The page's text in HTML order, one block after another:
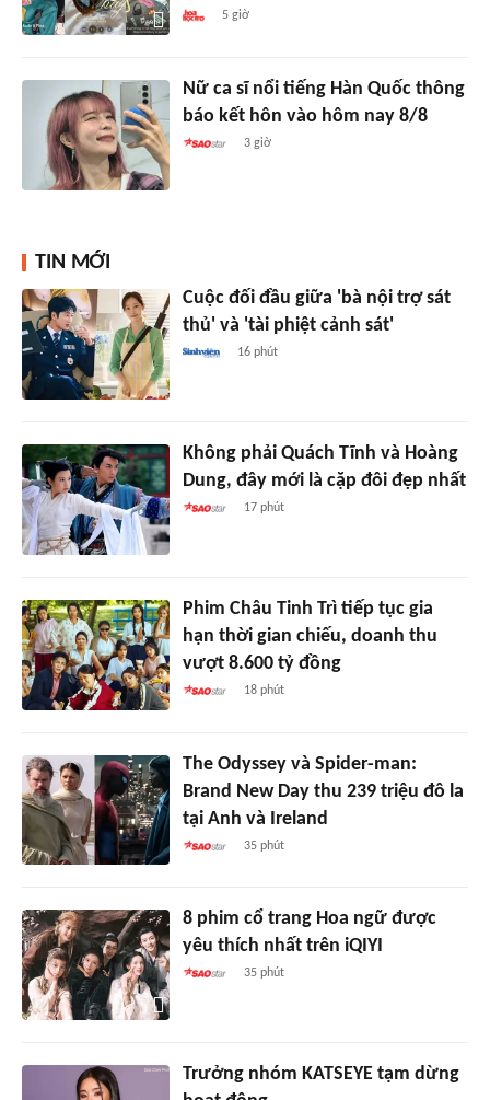
5 giờ
Nữ ca sĩ nổi tiếng Hàn Quốc thông
báo kết hôn vào hôm nay 8/8
3 giờ
TIN MỚI
Cuộc đối đầu giữa 'bà nội trợ sát
thủ' và 'tài phiệt cảnh sát'
16 phút
Không phải Quách Tĩnh và Hoàng
Dung, đây mới là cặp đôi đẹp nhất
17 phút
Phim Châu Tinh Trì tiếp tục gia
hạn thời gian chiếu, doanh thu
vượt 8.600 tỷ đồng
18 phút
The Odyssey và Spider-man:
Brand New Day thu 239 triệu đô la
tại Anh và Ireland
35 phút
8 phim cổ trang Hoa ngữ được
yêu thích nhất trên iQIYI
35 phút
Trưởng nhóm KATSEYE tạm dừng